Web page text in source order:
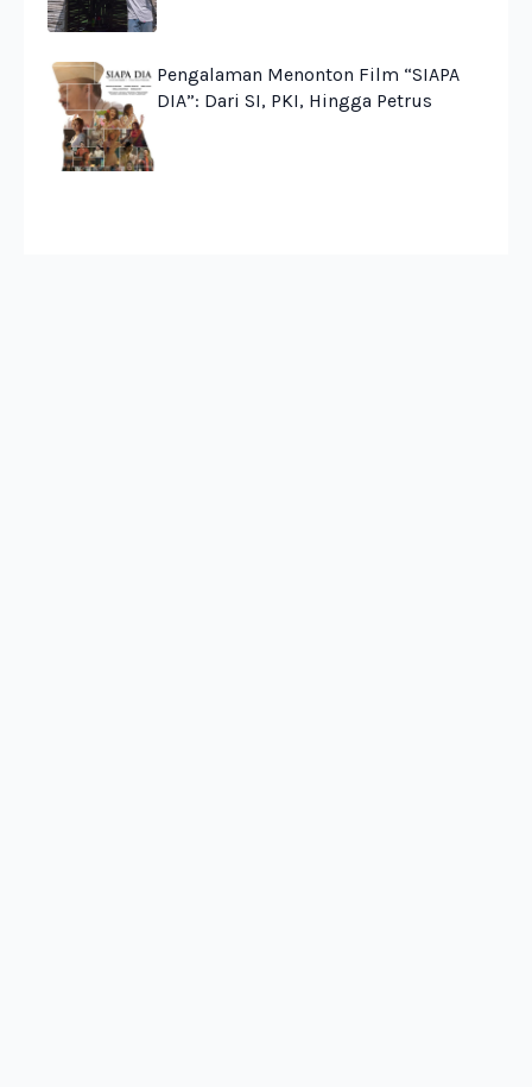
Pengalaman Menonton Film “SIAPA
DIA”: Dari SI, PKI, Hingga Petrus